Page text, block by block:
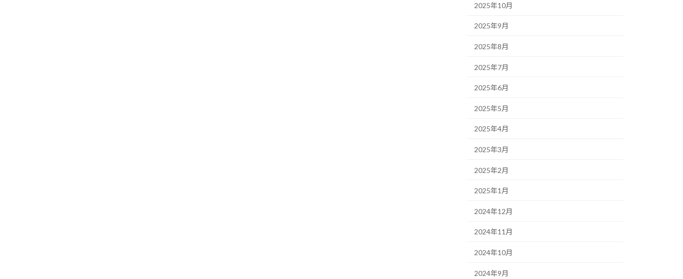
2025年10月
2025年9月
2025年8月
2025年7月
2025年6月
2025年5月
2025年4月
2025年3月
2025年2月
2025年1月
2024年12月
2024年11月
2024年10月
2024年9月